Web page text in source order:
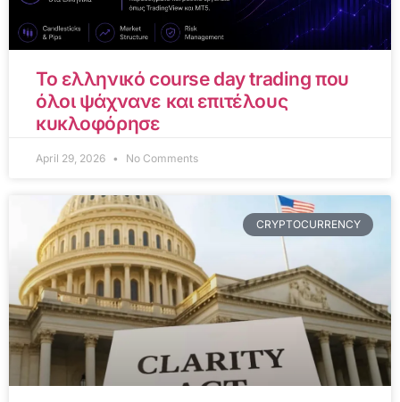
Το ελληνικό course day trading που
όλοι ψάχνανε και επιτέλους
κυκλοφόρησε
April 29, 2026 No Comments
CRYPTOCURRENCY